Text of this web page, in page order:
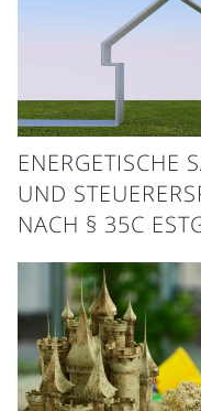
ENERGETISCHE
UND
NACH § 35C